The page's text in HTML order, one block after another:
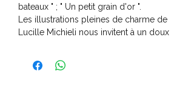
bateaux " ; " Un petit grain d'or ".
Les illustrations pleines de charme de
Lucille Michieli nous invitent à un doux